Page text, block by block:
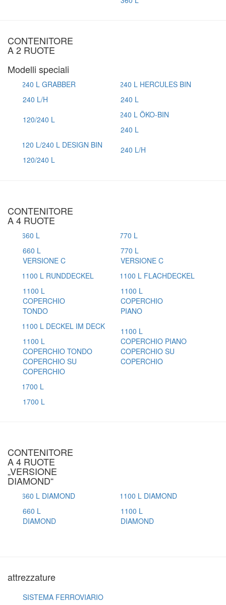
CONTENITORE
A 2 RUOTE
Modelli speciali
240 L/H
240 L
120/240 L
240 L
120/240 L
240 L/H
CONTENITORE
A 4 RUOTE
660 L
VERSIONE C
770 L
VERSIONE C
1100 L
COPERCHIO
TONDO
1100 L
COPERCHIO
PIANO
1100 L
COPERCHIO TONDO
COPERCHIO SU
COPERCHIO
1100 L
COPERCHIO PIANO
COPERCHIO SU
COPERCHIO
1700 L
CONTENITORE
A 4 RUOTE
„VERSIONE
DIAMOND“
660 L
DIAMOND
1100 L
DIAMOND
attrezzature
SISTEMA FERROVIARIO